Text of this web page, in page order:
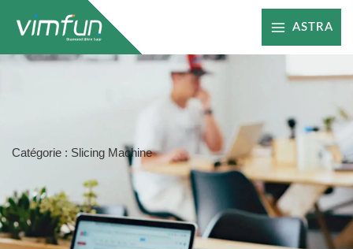
content
ASTRA
Catégorie : Slicing Machine